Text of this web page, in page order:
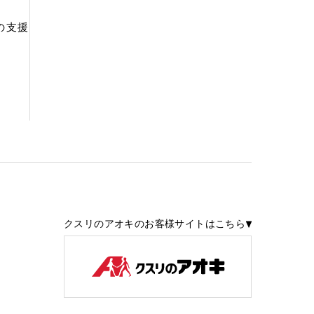
支援
クスリのアオキのお客様サイトはこちら